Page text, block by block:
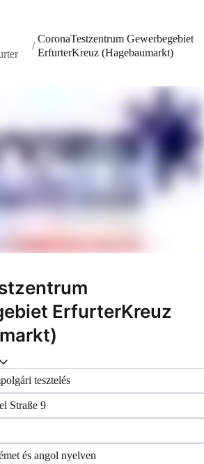
/
CoronaTestzentrum Gewerbegebiet
ErfurterKreuz (Hagebaumarkt)
ErfurterKreuz
tesztelés
Straße 9
és angol nyelven